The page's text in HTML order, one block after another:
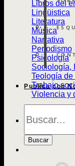
Publica con
de
Buscar
Libros del
Lingüistica
Literatura
Música
Narrativa
Periodismo
Psicología
Sociología,
Teología
Trabajo
Violencia y